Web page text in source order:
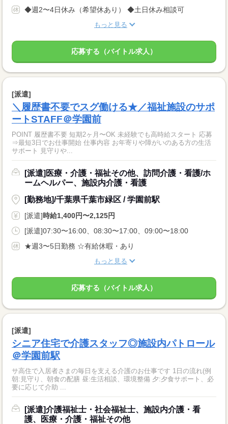
◆週2〜4日休み（希望休あり） ◆土日休み相談可
もっと見る
応募する（バイトル求人）
[派遣]
＼履歴書不要でスグ働ける★／福祉施設のサポ
ートSTAFF＠学園前
POINT 履歴書不要 短期2ヶ月〜OK 未経験でも高時給スタート 応募
⇒最短3日でお仕事開始 仕事内容 お年寄りや障がいのある方の生活
サポート 見守りや...
[派遣]医療・介護・福祉その他、訪問介護・看護/ホ
ームヘルパー、施設内介護・看護
[勤務地]/千葉県千葉市緑区 / 学園前駅
[派遣]時給1,400円〜2,125円
[派遣]07:30〜16:00、08:30〜17:00、09:00〜18:00
★週3〜5日勤務 ☆有給休暇・あり
もっと見る
応募する（バイトル求人）
[派遣]
シニア住宅で介護スタッフ◎施設内パトロール
＠学園前駅
サ高住で入居者さまの毎日を支える介護のお仕事です 1日の流れ(例
朝:見守り、朝食の配膳 昼:生活相談、環境整備 夕:夕食サポート、必
要に応じて介助 ...
[派遣]介護福祉士・社会福祉士、施設内介護・看
護、医療・介護・福祉その他